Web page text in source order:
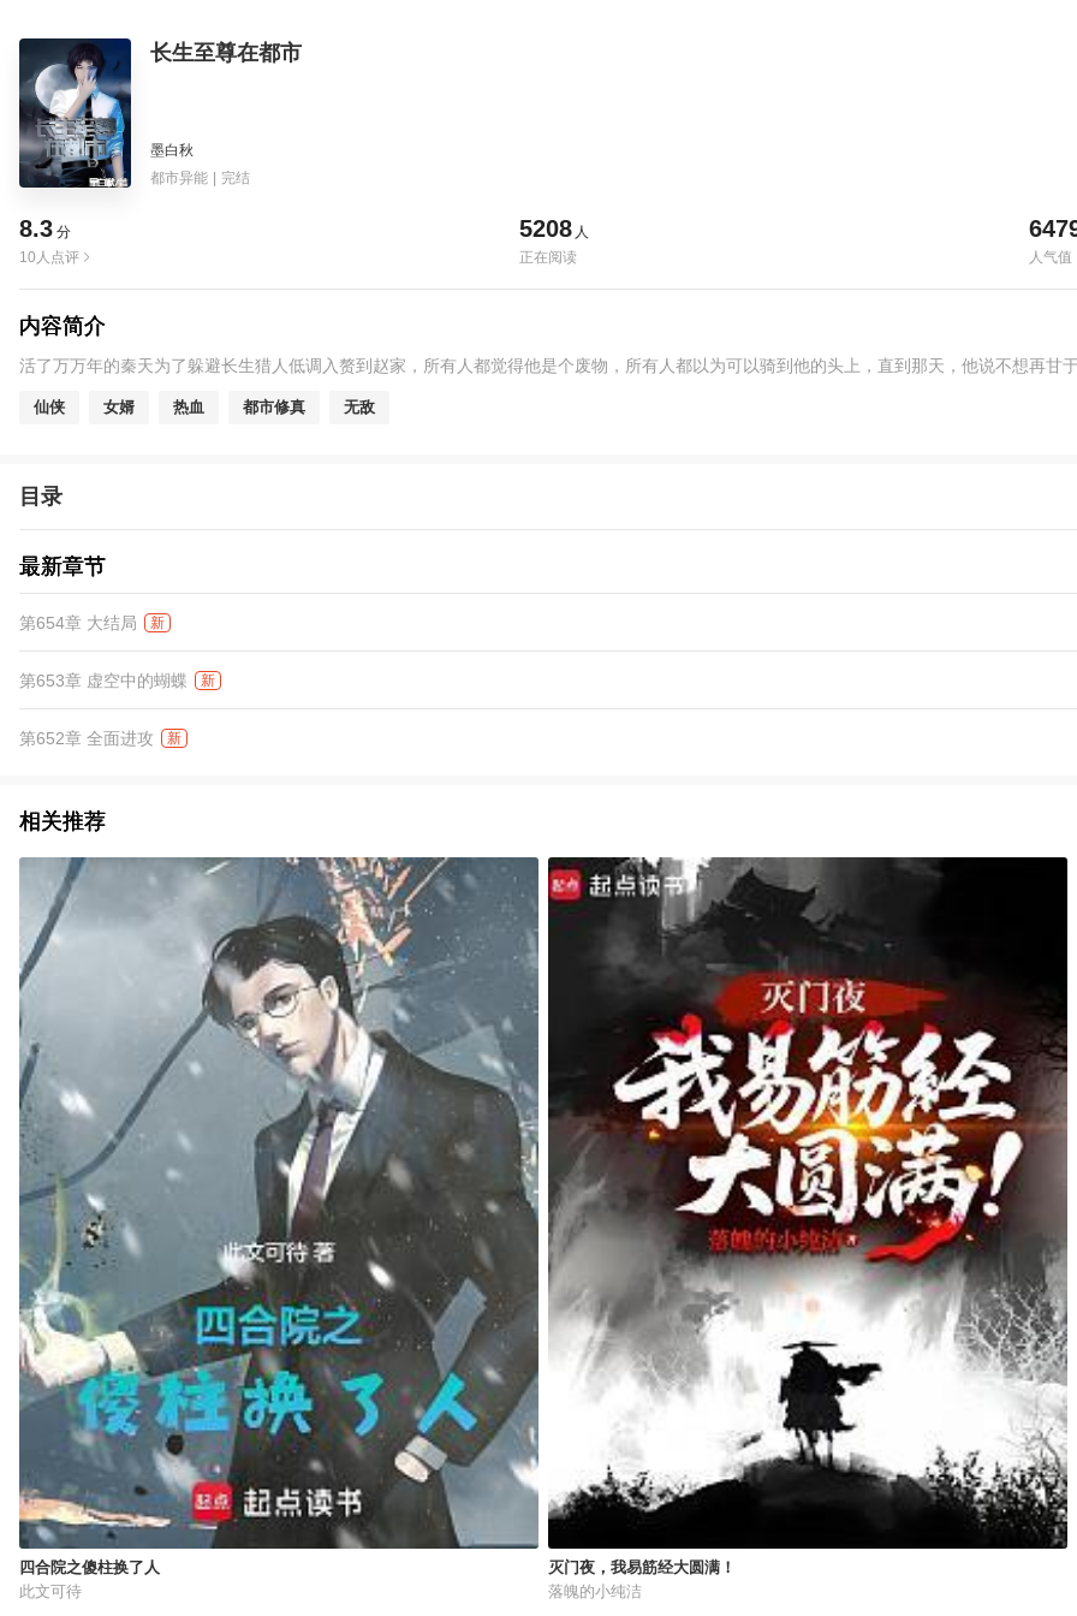
长生至尊在都市
墨白秋
都市异能 | 完结
8.3 分
10人点评
5208 人
正在阅读
人气值
内容简介
活了万万年的秦天为了躲避长生猎人低调入赘到赵家，所有人都觉得他是个废物，所有人都以为可以骑到他的头上，直到那天，他说不想再甘
仙侠 女婿 热血 都市修真 无敌
目录
最新章节
第654章 大结局 新
第653章 虚空中的蝴蝶 新
第652章 全面进攻 新
相关推荐
四合院之傻柱换了人
此文可待
灭门夜，我易筋经大圆满！
落魄的小纯洁